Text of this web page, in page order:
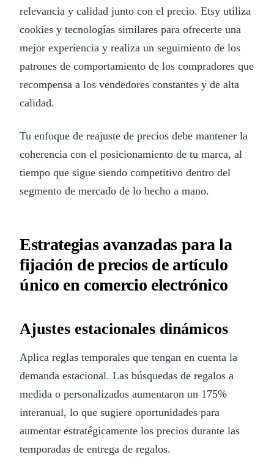
relevancia y calidad junto con el precio. Etsy utiliza
cookies y tecnologías similares para ofrecerte una
mejor experiencia y realiza un seguimiento de los
patrones de comportamiento de los compradores que
recompensa a los vendedores constantes y de alta
calidad.
Tu enfoque de reajuste de precios debe mantener la
coherencia con el posicionamiento de tu marca, al
tiempo que sigue siendo competitivo dentro del
segmento de mercado de lo hecho a mano.
Estrategias avanzadas para la
fijación de precios de artículo
único en comercio electrónico
Ajustes estacionales dinámicos
Aplica reglas temporales que tengan en cuenta la
demanda estacional. Las búsquedas de regalos a
medida o personalizados aumentaron un 175%
interanual, lo que sugiere oportunidades para
aumentar estratégicamente los precios durante las
temporadas de entrega de regalos.